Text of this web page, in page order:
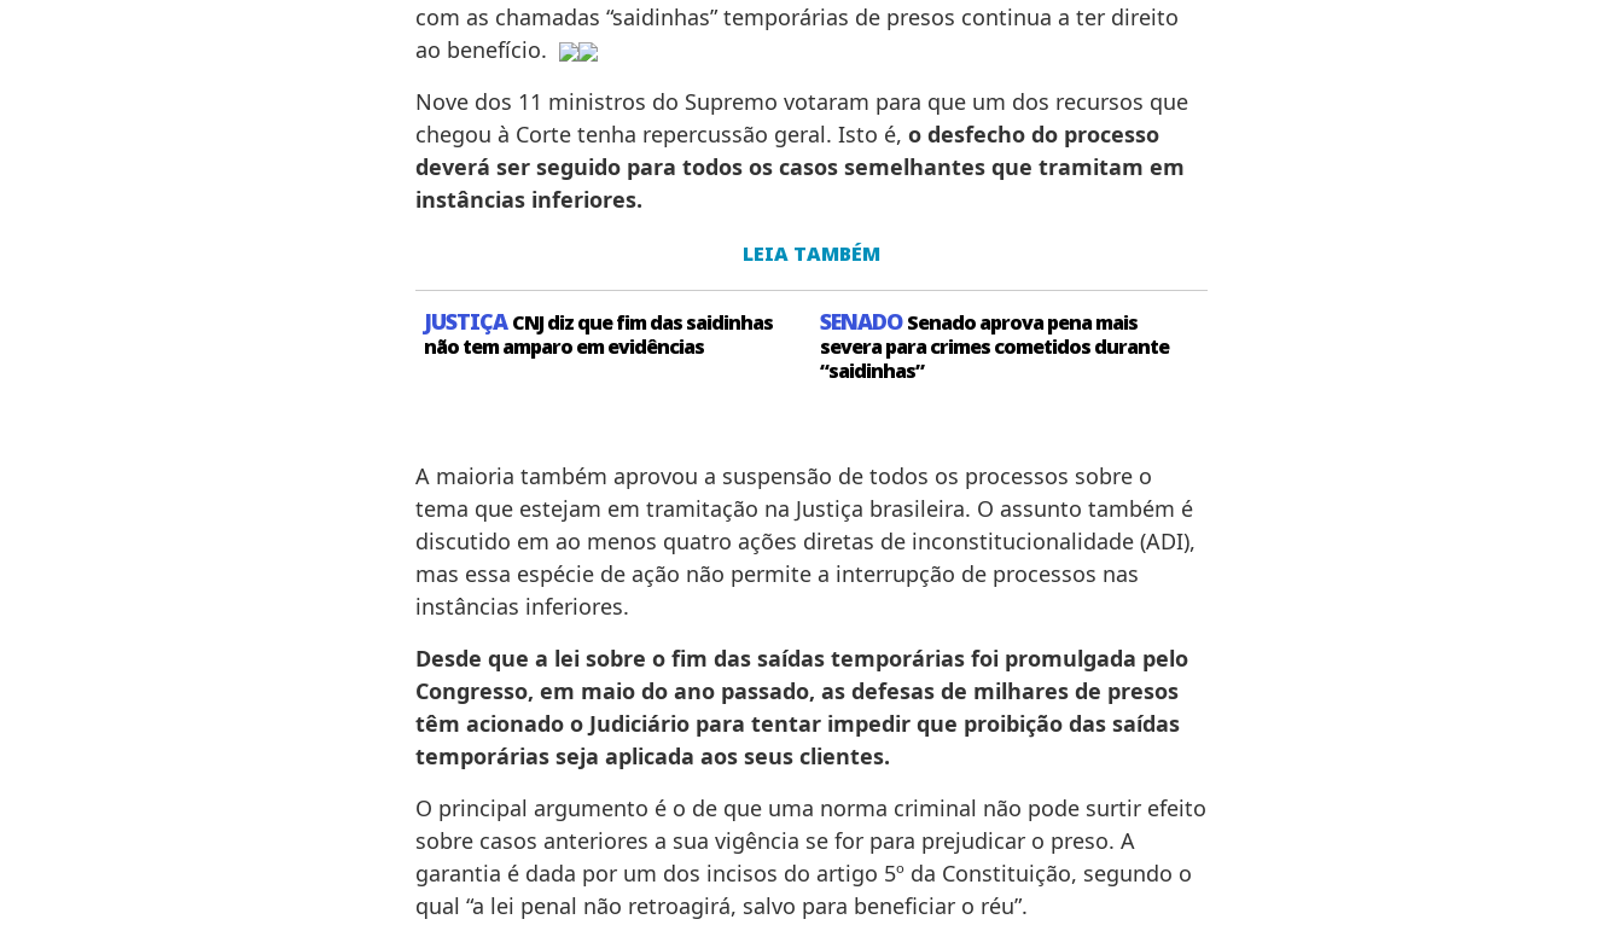
com as chamadas “saidinhas” temporárias de presos continua a ter direito
ao benefício.
Nove dos 11 ministros do Supremo votaram para que um dos recursos que
chegou à Corte tenha repercussão geral. Isto é, o desfecho do processo
deverá ser seguido para todos os casos semelhantes que tramitam em
instâncias inferiores.
LEIA TAMBÉM
JUSTIÇACNJ diz que fim das saidinhas
não tem amparo em evidências
SENADOSenado aprova pena mais
severa para crimes cometidos durante
“saidinhas”
A maioria também aprovou a suspensão de todos os processos sobre o
tema que estejam em tramitação na Justiça brasileira. O assunto também é
discutido em ao menos quatro ações diretas de inconstitucionalidade (ADI),
mas essa espécie de ação não permite a interrupção de processos nas
instâncias inferiores.
Desde que a lei sobre o fim das saídas temporárias foi promulgada pelo
Congresso, em maio do ano passado, as defesas de milhares de presos
têm acionado o Judiciário para tentar impedir que proibição das saídas
temporárias seja aplicada aos seus clientes.
O principal argumento é o de que uma norma criminal não pode surtir efeito
sobre casos anteriores a sua vigência se for para prejudicar o preso. A
garantia é dada por um dos incisos do artigo 5º da Constituição, segundo o
qual “a lei penal não retroagirá, salvo para beneficiar o réu”.